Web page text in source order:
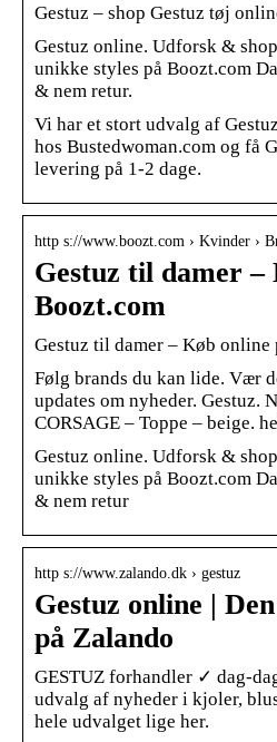
Gestuz – shop Gestuz tøj
Gestuz online. Udforsk &
unikke styles på Boozt.com
& nem retur.
Vi har et stort udvalg af
hos Bustedwoman.com og få
levering på 1-2 dage.
http s://www.boozt.com › Kvinder ›
Gestuz til damer –
Boozt.com
Gestuz til damer – Køb online
Følg brands du kan lide. Vær
updates om nyheder. Gestuz.
CORSAGE – Toppe – beige.
Gestuz online. Udforsk &
unikke styles på Boozt.com
& nem retur
http s://www.zalando.dk › gestuz
Gestuz online |
på Zalando
GESTUZ forhandler ✓ dag-
udvalg af nyheder i kjoler,
hele udvalget lige her.